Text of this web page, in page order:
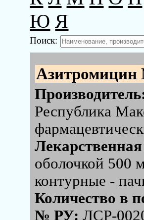
Ю Я
Поиск:
Республика
оболочкой 500
контурные -
Количество в
№ РУ:ЛСР-